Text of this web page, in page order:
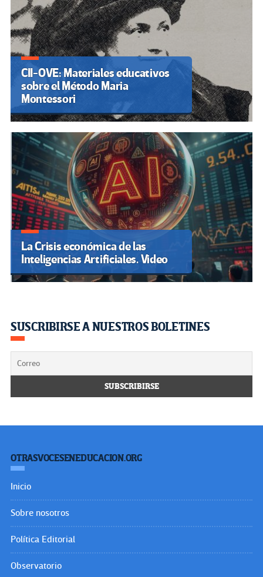
CII-OVE: Materiales educativos
sobre el Método Maria
Montessori
La Crisis económica de las
Inteligencias Artificiales. Video
SUSCRIBIRSE A NUESTROS BOLETINES
OTRASVOCESENEDUCACION.ORG
Inicio
Sobre nosotros
Política Editorial
Observatorio